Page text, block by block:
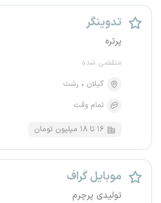
تدوینگر
پرتره
منقضی شده
گیلان
رشت
تمام وقت
۱۶ تا ۱۸ میلیون تومان
موبایل گراف
تولیدی پرچرم